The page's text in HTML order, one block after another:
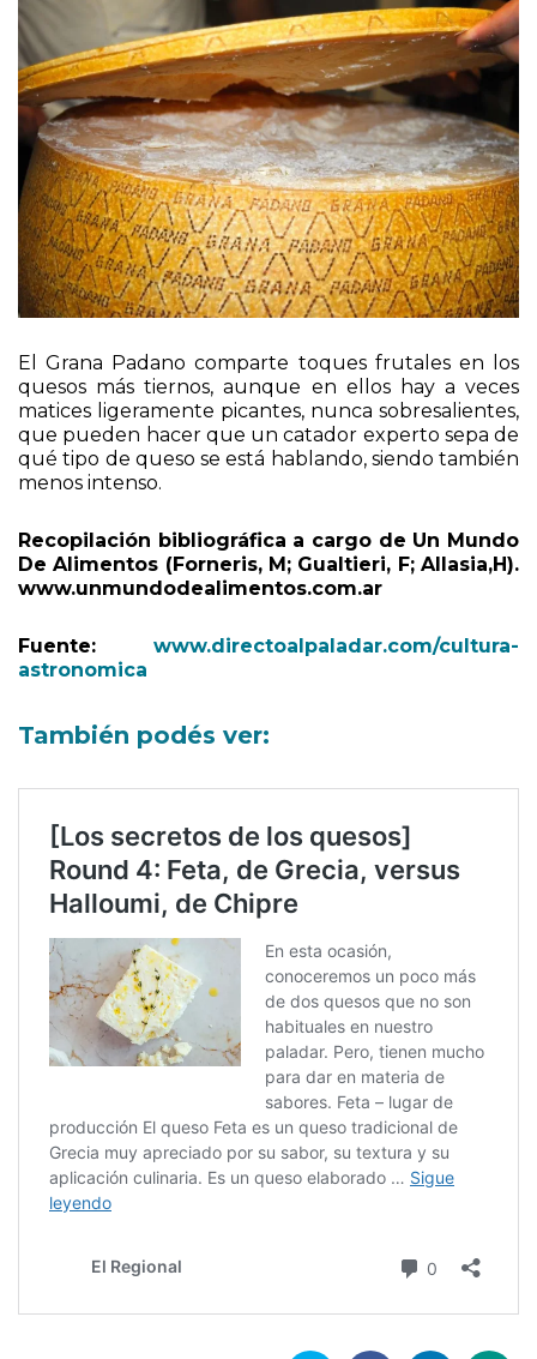
El Grana Padano comparte toques frutales en los
quesos más tiernos, aunque en ellos hay a veces
matices ligeramente picantes, nunca sobresalientes,
que pueden hacer que un catador experto sepa de
qué tipo de queso se está hablando, siendo también
Recopilación bibliográfica a cargo de Un Mundo
De Alimentos (Forneris, M; Gualtieri, F; Allasia,H).
Fuente:www.directoalpaladar.com/cultura-